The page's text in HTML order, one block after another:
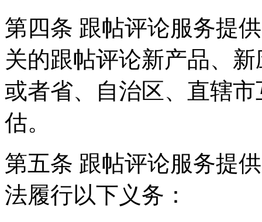
第四条 跟帖评论服务提
关的跟帖评论新产品、
或者省、自治区、直辖
估。
第五条 跟帖评论服务提
法履行以下义务：